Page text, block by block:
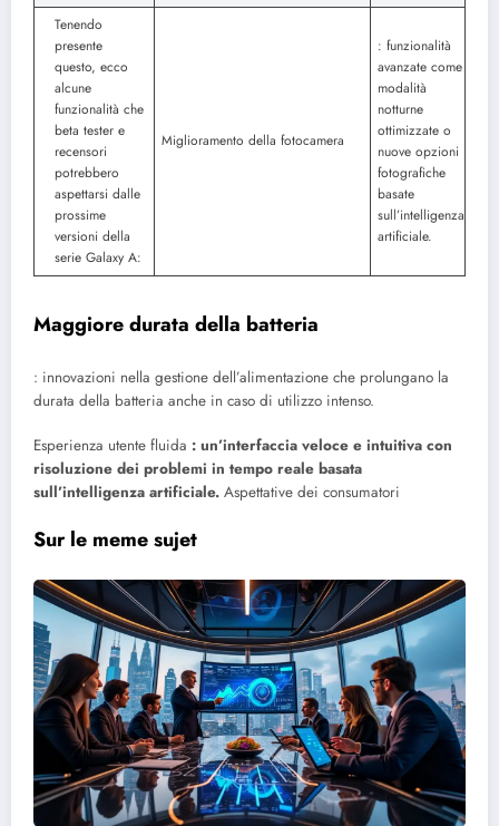
Tenendo
presente
questo, ecco
alcune
funzionalità che
beta tester e
recensori
potrebbero
aspettarsi dalle
prossime
versioni della
serie Galaxy A:
Miglioramento della fotocamera
: funzionalità
avanzate come
modalità
notturne
ottimizzate o
nuove opzioni
fotografiche
basate
sull’intelligenza
artificiale.
Maggiore durata della batteria
: innovazioni nella gestione dell’alimentazione che prolungano la
durata della batteria anche in caso di utilizzo intenso.
Esperienza utente fluida : un’interfaccia veloce e intuitiva con
risoluzione dei problemi in tempo reale basata
sull’intelligenza artificiale. Aspettative dei consumatori
Sur le meme sujet